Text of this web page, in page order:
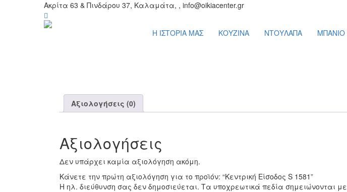
Ακρίτα 63 & Πινδάρου 37, Καλαμάτα, , info@oikiacenter.gr
Η ΙΣΤΟΡΙΑ ΜΑΣ ΚΟΥΖΙΝΑ ΝΤΟΥΛΑΠΑ ΜΠΑΝΙΟ
Αξιολογήσεις (0)
Αξιολογήσεις
Δεν υπάρχει καμία αξιολόγηση ακόμη.
Κάνετε την πρώτη αξιολόγηση για το προϊόν: “Κεντρική Είσοδος S 1581”
Η ηλ. διεύθυνση σας δεν δημοσιεύεται. Τα υποχρεωτικά πεδία σημειώνονται με